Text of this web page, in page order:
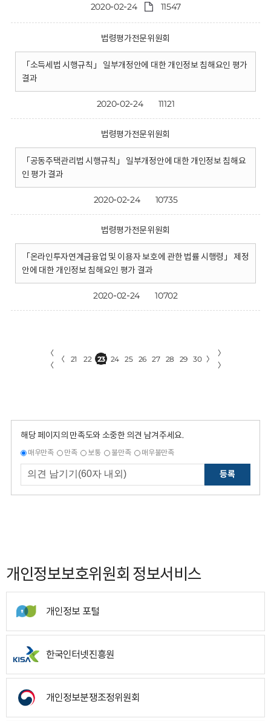
2020-02-24 11547
법령평가전문위원회
「소득세법 시행규칙」 일부개정안에 대한 개인정보 침해요인 평가
결과
2020-02-24 11121
법령평가전문위원회
「공동주택관리법 시행규칙」 일부개정안에 대한 개인정보 침해요
인 평가 결과
2020-02-24 10735
법령평가전문위원회
「온라인투자연계금융업 및 이용자 보호에 관한 법률 시행령」 제정
안에 대한 개인정보 침해요인 평가 결과
2020-02-24 10702
〈
〈
〈 21 22 23 24 25 26 27 28 29 30 〉
〉
〉
해당 페이지의 만족도와 소중한 의견 남겨주세요.
매우만족 만족 보통 불만족 매우불만족
등록
개인정보보호위원회 정보서비스
개인정보 포털
한국인터넷진흥원
개인정보분쟁조정위원회